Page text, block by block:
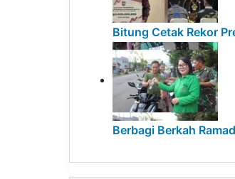
Bitung Cetak Rekor
Berbagi Berkah